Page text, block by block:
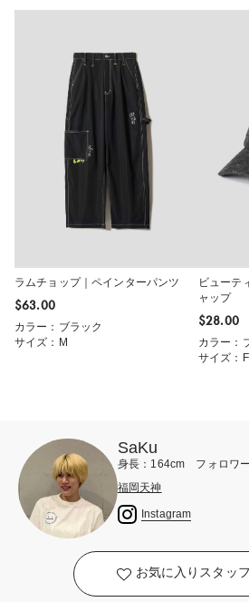
ラムチョップ｜ペインターパンツ
$‌63.00
カラー：ブラック
サイズ：M
ビューテ
ャップ
$‌28.00
カラー：
サイズ：
SaKu
身長：164cm フォロワ
福岡天神
Instagram
お気に入りスタッ